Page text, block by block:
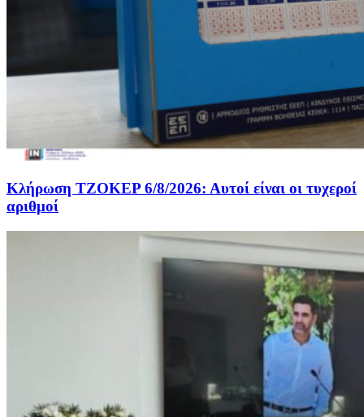
Κλήρωση ΤΖΟΚΕΡ 6/8/2026: Αυτοί είναι οι τυχεροί
αριθμοί